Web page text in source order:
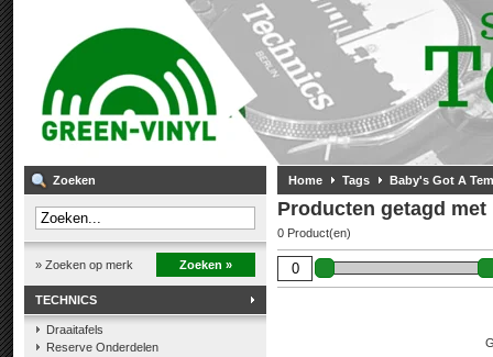
Zoeken
» Zoeken op merk Zoeken »
TECHNICS
Draaitafels
Reserve Onderdelen
Home Tags Baby's Got A
Producten getagd met
0 Product(en)